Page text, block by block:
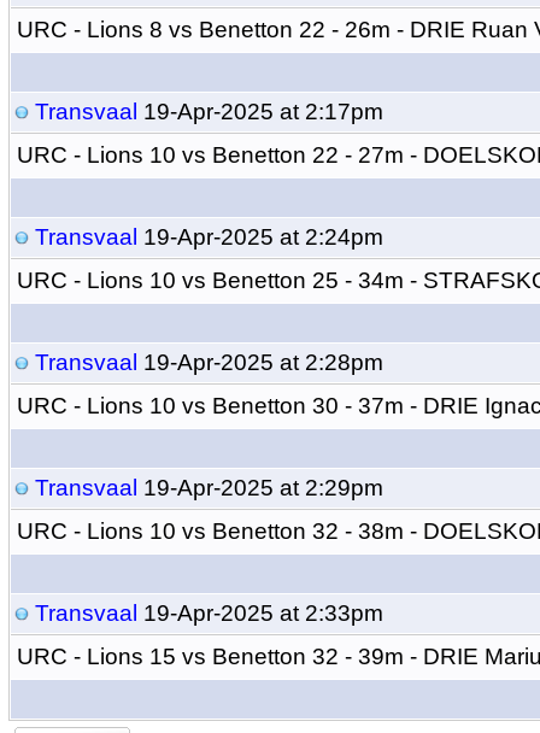
URC - Lions 8 vs Benetton 22 - 26m - DRIE Ruan
Transvaal 19-Apr-2025 at 2:17pm
URC - Lions 10 vs Benetton 22 - 27m -
Transvaal 19-Apr-2025 at 2:24pm
URC - Lions 10 vs Benetton 25 - 34m -
Transvaal 19-Apr-2025 at 2:28pm
URC - Lions 10 vs Benetton 30 - 37m - DRIE
Transvaal 19-Apr-2025 at 2:29pm
URC - Lions 10 vs Benetton 32 - 38m -
Transvaal 19-Apr-2025 at 2:33pm
URC - Lions 15 vs Benetton 32 - 39m - DRIE